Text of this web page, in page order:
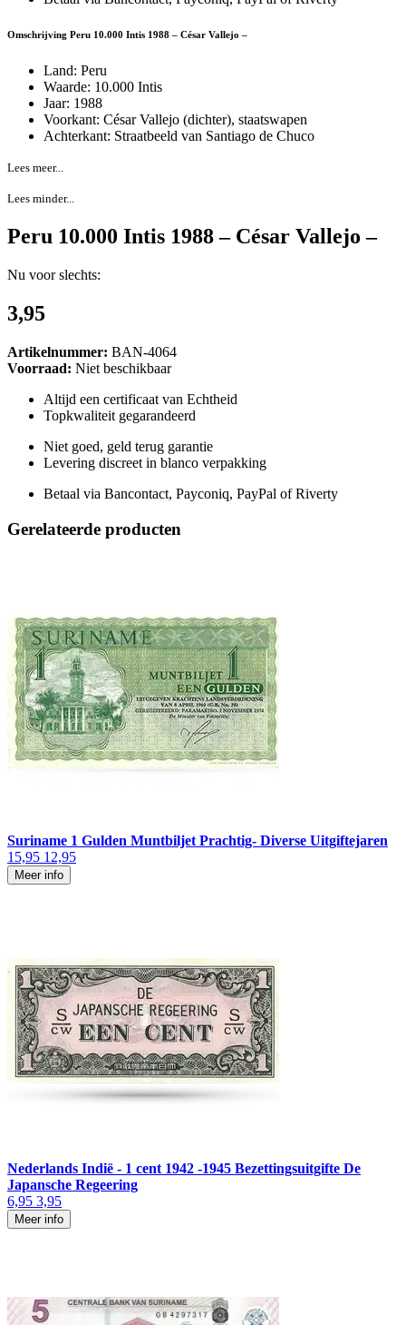
Omschrijving Peru 10.000 Intis 1988 – César Vallejo –
Land: Peru
Waarde: 10.000 Intis
Jaar: 1988
Voorkant: César Vallejo (dichter), staatswapen
Achterkant: Straatbeeld van Santiago de Chuco
Lees meer...
Lees minder...
Peru 10.000 Intis 1988 – César Vallejo –
Nu voor slechts:
3,95
Artikelnummer: BAN-4064
Voorraad: Niet beschikbaar
Altijd een certificaat van Echtheid
Topkwaliteit gegarandeerd
Niet goed, geld terug garantie
Levering discreet in blanco verpakking
Betaal via Bancontact, Payconiq, PayPal of Riverty
Gerelateerde producten
Suriname 1 Gulden Muntbiljet Prachtig- Diverse Uitgiftejaren
15,95 12,95
Meer info
Nederlands Indië - 1 cent 1942 -1945 Bezettingsuitgifte De
Japansche Regeering
6,95 3,95
Meer info